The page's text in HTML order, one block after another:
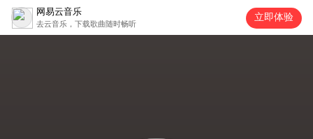
网易云音乐
去云音乐，下载歌曲随时畅听
立即体验